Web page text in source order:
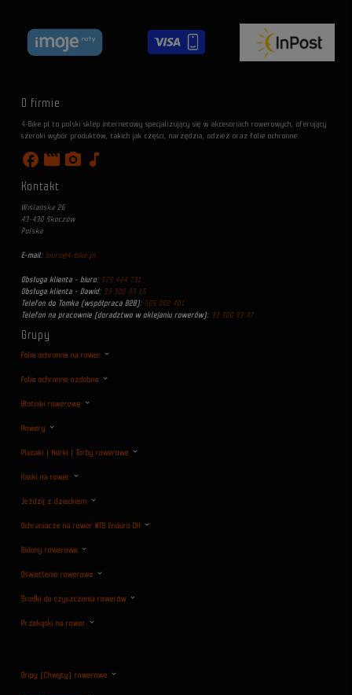
O firmie
4-Bike.pl to polski sklep internetowy specjalizujący się w akcesoriach rowerowych, oferujący
szeroki wybór produktów, takich jak części, narzędzia, odzież oraz folie ochronne.
facebook movie photo_camera music_note
Kontakt
Wiślańska 26
43-430 Skoczów
Polska
E-mail: biuro@4-bike.pl
Obsługa klienta - biuro: 575 444 731
Obsługa klienta - Dawid: 33 300 33 15
Telefon do Tomka (współpraca B2B): 505 002 401
Telefon na pracownie (doradztwo w oklejaniu rowerów): 33 300 33 97
Grupy
Folie ochronne na rower
Folie ochronne ozdobne
Błotniki rowerowe
Rowery
Plecaki | Nerki | Torby rowerowe
Kaski na rower
Jeździj z dzieckiem
Ochraniacze na rower MTB Enduro DH
Bidony rowerowe
Oświetlenie rowerowe
Środki do czyszczenia rowerów
Przekąski na rower
Gripy (Chwyty) rowerowe